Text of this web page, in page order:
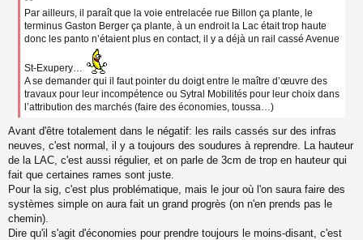
Par ailleurs, il paraît que la voie entrelacée rue Billon ça plante, le
terminus Gaston Berger ça plante, à un endroit la Lac était trop haute
donc les panto n’étaient plus en contact, il y a déjà un rail cassé Avenue
St-Exupery…
A se demander qui il faut pointer du doigt entre le maître d’œuvre des
travaux pour leur incompétence ou Sytral Mobilités pour leur choix dans
l’attribution des marchés (faire des économies, toussa…)
Avant d'être totalement dans le négatif: les rails cassés sur des infras
neuves, c'est normal, il y a toujours des soudures à reprendre. La hauteur
de la LAC, c'est aussi régulier, et on parle de 3cm de trop en hauteur qui
fait que certaines rames sont juste.
Pour la sig, c'est plus problématique, mais le jour où l'on saura faire des
systèmes simple on aura fait un grand progrès (on n'en prends pas le
chemin).
Dire qu'il s'agit d'économies pour prendre toujours le moins-disant, c'est